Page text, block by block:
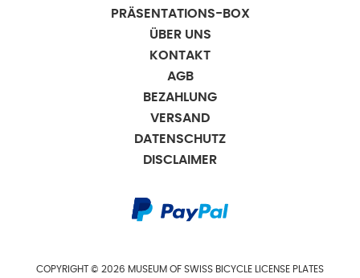
PRÄSENTATIONS-BOX
ÜBER UNS
KONTAKT
AGB
BEZAHLUNG
VERSAND
DATENSCHUTZ
DISCLAIMER
COPYRIGHT © 2026 MUSEUM OF SWISS BICYCLE LICENSE PLATES